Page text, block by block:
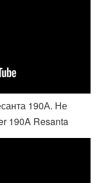
190А. Не
190A Resanta